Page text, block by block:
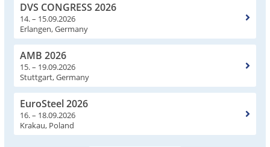
DVS CONGRESS 2026
14. – 15.09.2026
Erlangen, Germany
AMB 2026
15. – 19.09.2026
Stuttgart, Germany
EuroSteel 2026
16. – 18.09.2026
Krakau, Poland